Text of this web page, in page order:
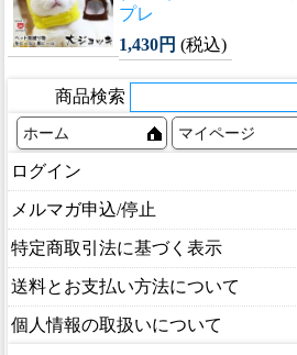
プレ
1,430円 (税込)
商品検索
ホーム マイページ
ログイン
メルマガ申込/停止
特定商取引法に基づく表示
送料とお支払い方法について
個人情報の取扱いについて